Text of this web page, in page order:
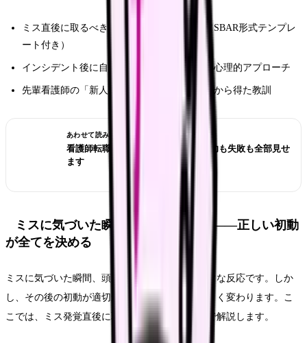
ミス直後に取るべき正しい行動と報告手順（SBAR形式テンプレ
ート付き）
インシデント後に自分を責めすぎないための心理的アプローチ
先輩看護師の「新人時代の失敗談」と、そこから得た教訓
あわせて読みたい
看護師転職のリアル体験談12選｜成功も失敗も全部見せ
ます
ミスに気づいた瞬間にやるべきこと——正しい初動
が全てを決める
ミスに気づいた瞬間、頭が真っ白になるのは正常な反応です。しか
し、その後の初動が適切かどうかで、結果は大きく変わります。こ
こでは、ミス発覚直後に取るべき行動を時系列で解説します。